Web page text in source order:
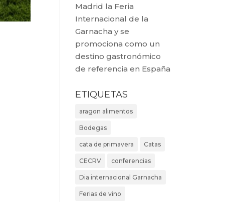
Madrid la Feria
Internacional de la
Garnacha y se
promociona como un
destino gastronómico
de referencia en España
ETIQUETAS
aragon alimentos
Bodegas
cata de primavera Catas
CECRV conferencias
Dia internacional Garnacha
Ferias de vino